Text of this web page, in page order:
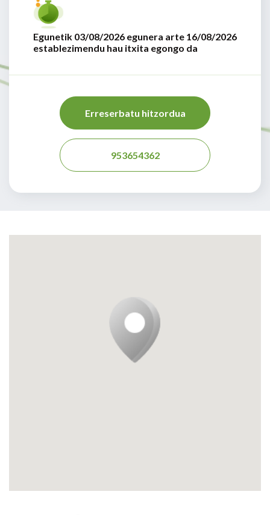
Egunetik 03/08/2026 egunera arte 16/08/2026
establezimendu hau itxita egongo da
Erreserbatu hitzordua
953654362